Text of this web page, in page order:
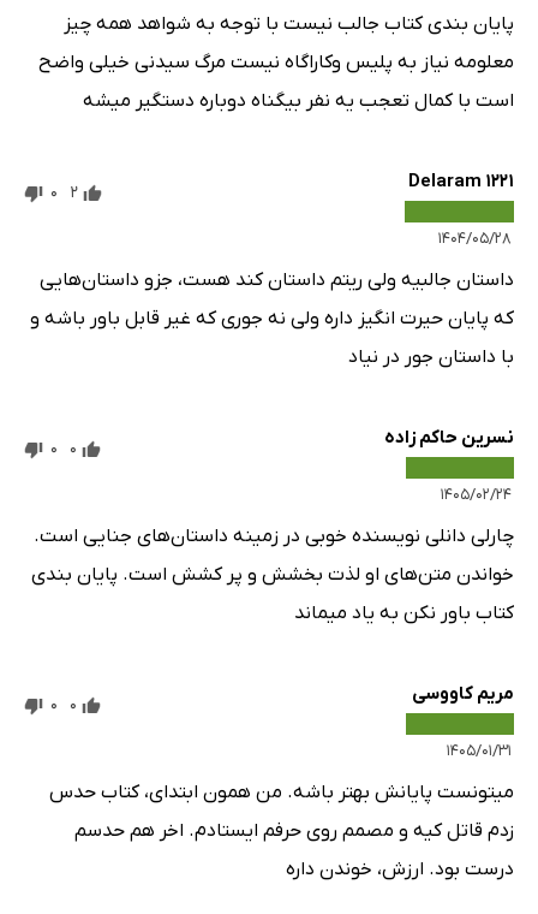
پایان بندی کتاب جالب نیست با توجه به شواهد همه چیز
معلومه نیاز به پلیس وکاراگاه نیست مرگ سیدنی خیلی واضح
است با کمال تعجب یه نفر بیگناه دوباره دستگیر میشه
Delaram 1221
۱۴۰۴/۰۵/۲۸
2
0
داستان جالبیه ولی ریتم داستان کند هست، جزو داستان‌هایی
که پایان حیرت انگیز داره ولی نه جوری که غیر قابل باور باشه و
با داستان جور در نیاد
نسرین حاکم زاده
۱۴۰۵/۰۲/۲۴
0
0
چارلی دانلی نویسنده خوبی در زمینه داستان‌های جنایی است.
خواندن متن‌های او لذت بخشش و پر کشش است. پایان بندی
کتاب باور نکن به یاد میماند
مریم کاووسی
۱۴۰۵/۰۱/۳۱
0
0
میتونست پایانش بهتر باشه. من همون ابتدای، کتاب حدس
زدم قاتل کیه و مصمم روی حرفم ایستادم. اخر هم حدسم
درست بود. ارزش، خوندن داره